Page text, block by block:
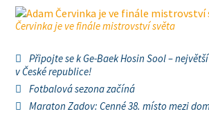
Červinka je ve finále mistrovství světa
Připojte se k Ge-Baek Hosin Sool –
v České republice!
Fotbalová sezona začíná
Maraton Zadov: Cenné 38. místo mezi